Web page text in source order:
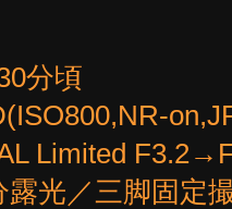
分頃
Limited
光／三脚固定